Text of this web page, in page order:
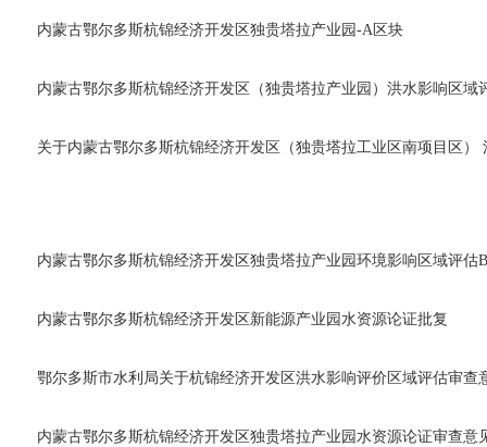
内蒙古鄂尔多斯杭锦经济开发区独贵塔拉产业园-A区块
内蒙古鄂尔多斯杭锦经济开发区（独贵塔拉产业园）洪水影响区域
关于内蒙古鄂尔多斯杭锦经济开发区（独贵塔拉工业区南项目区
内蒙古鄂尔多斯杭锦经济开发区独贵塔拉产业园环境影响区域评估
内蒙古鄂尔多斯杭锦经济开发区新能源产业园水资源论证批复
鄂尔多斯市水利局关于杭锦经济开发区洪水影响评价区域评估审查
内蒙古鄂尔多斯杭锦经济开发区独贵塔拉产业园水资源论证审查意